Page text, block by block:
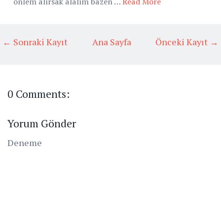
← Sonraki Kayıt Önceki Kayıt →
Ana Sayfa
0 Comments:
Yorum Gönder
Deneme